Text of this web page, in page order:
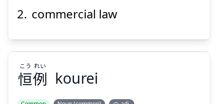
Suspend
commercial law
恒例
こう れい
kourei